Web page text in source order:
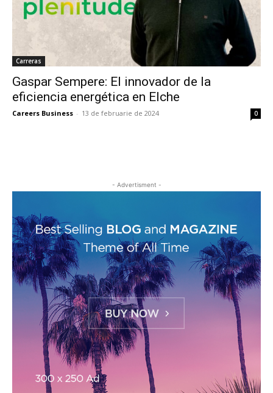
Carreras
Gaspar Sempere: El innovador de la
eficiencia energética en Elche
Careers Business - 13 de februarie de 2024 0
- Advertisment -